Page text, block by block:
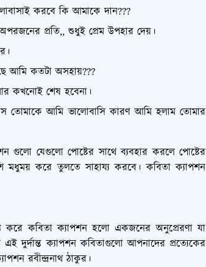
করবে কি আমাকে দান???
প্রতি,, শুধুই প্রেম উপহার দেয়।
আমি কতটা অসহায়???
কখনোই শেষ হবেনা।
তোমাকে আমি ভালোবাসি কারণ আমি হলাম তোমার
গুলো যেগুলো পোষ্টের সাথে ব্যবহার করলে পোষ্টের
মধুময় করে তুলতে সাহায্য করবে। কবিতা ক্যাপশন
করে কবিতা ক্যাপশন হলো একজনের অনুপ্রেরণা যা
দুর্দান্ত ক্যাপশন কবিতাগুলো আপনাদের প্রত্যেকের
রবীন্দ্রনাথ ঠাকুর।